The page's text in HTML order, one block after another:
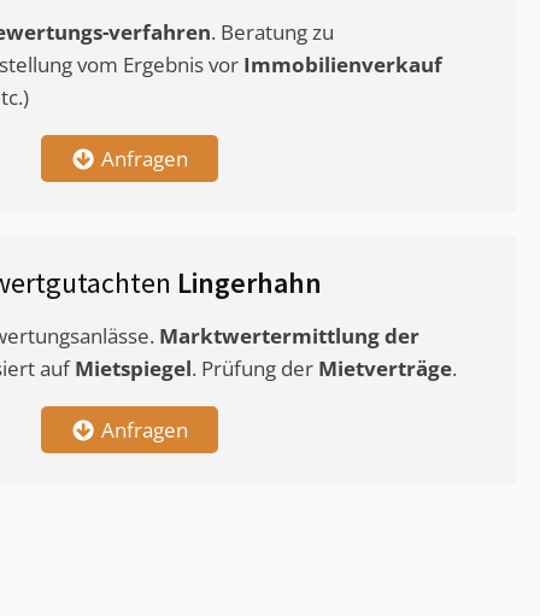
verfahren. Beratung zu
vom Ergebnis vor Immobilienverkauf
Anfragen
Lingerhahn
Marktwertermittlungder
aufMietspiegel. Prüfung der Mietverträge.
Anfragen